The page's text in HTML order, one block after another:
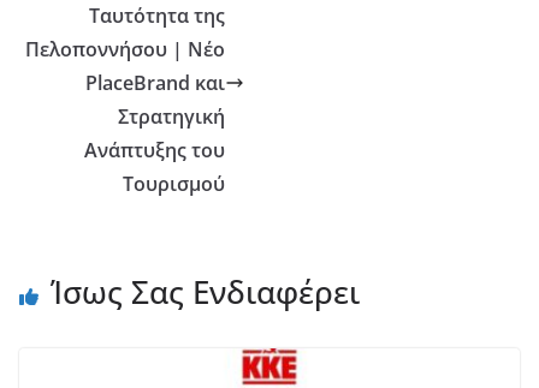
Ταυτότητα της
Πελοποννήσου | Νέο
PlaceBrand και
Στρατηγική
Ανάπτυξης του
Τουρισμού
Ίσως Σας Ενδιαφέρει